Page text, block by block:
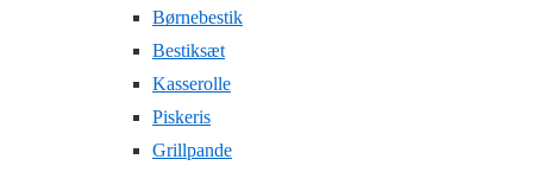
Børnebestik
Bestiksæt
Kasserolle
Piskeris
Grillpande